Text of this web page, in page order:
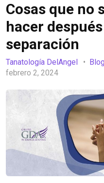
Cosas que no
hacer
separación
Tanatología DelAngel Blog
febrero 2, 2024